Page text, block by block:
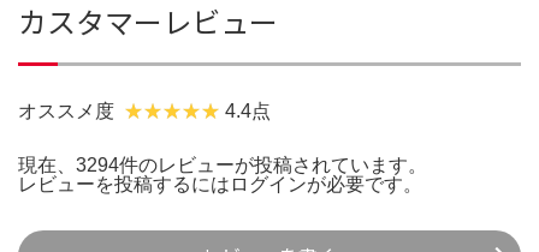
カスタマーレビュー
オススメ度 4.4点
現在、3294件のレビューが投稿されています。
レビューを投稿するには ログインが必要です。